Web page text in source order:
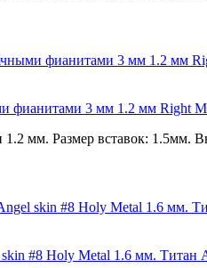
фианитами 3 мм 1.2 мм Right
мм. Размер вставок: 1.5мм.
#8 Holy Metal 1.6 мм. Титан